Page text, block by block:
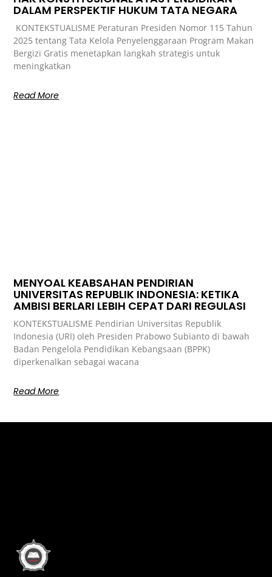
DALAM PERSPEKTIF HUKUM TATA NEGARA
KONTEKSTUALISME Peraturan Presiden Nomor 115 Tahun
2025 tentang Tata Kelola Penyelenggaraan Program Makan
Bergizi Gratis menetapkan langkah strategis untuk
meningkatkan
Read More
MENYOAL KEABSAHAN PENDIRIAN
UNIVERSITAS REPUBLIK INDONESIA: KETIKA
AMBISI BERLARI LEBIH CEPAT DARI REGULASI
KONTEKSTUALISME Pendirian Universitas Republik
Indonesia (URI) oleh Presiden Prabowo Subianto di bawah
Badan Pengelola Pendidikan Kebangsaan (BPPK)
diperkenalkan sebagai wacana
Read More